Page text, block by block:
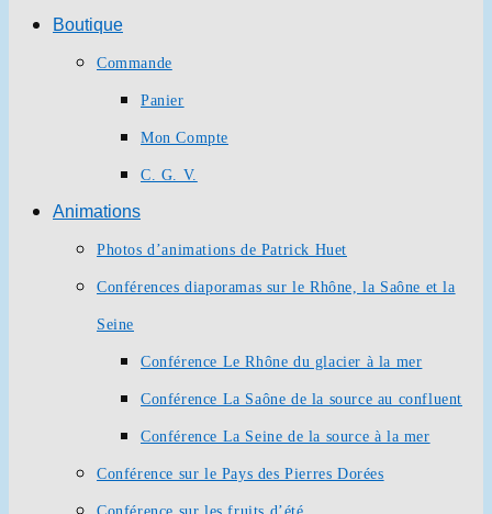
Boutique
Commande
Panier
Mon Compte
C. G. V.
Animations
Photos d’animations de Patrick Huet
Conférences diaporamas sur le Rhône, la Saône et la
Seine
Conférence Le Rhône du glacier à la mer
Conférence La Saône de la source au confluent
Conférence La Seine de la source à la mer
Conférence sur le Pays des Pierres Dorées